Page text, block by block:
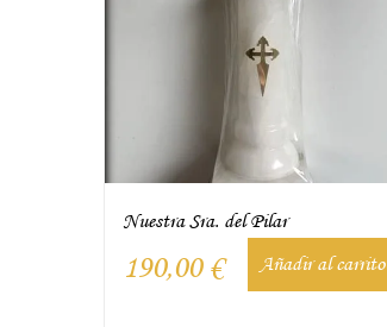
Nuestra Sra. del Pilar
190,00 € Añadir al carrito